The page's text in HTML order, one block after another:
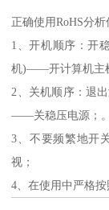
正确使用RoHS分析
1、开机顺序：开
机)——开计算机主
2、关机顺序：退
——关稳压电源；。
3、不要频繁地开
视；
4、在使用中严格按